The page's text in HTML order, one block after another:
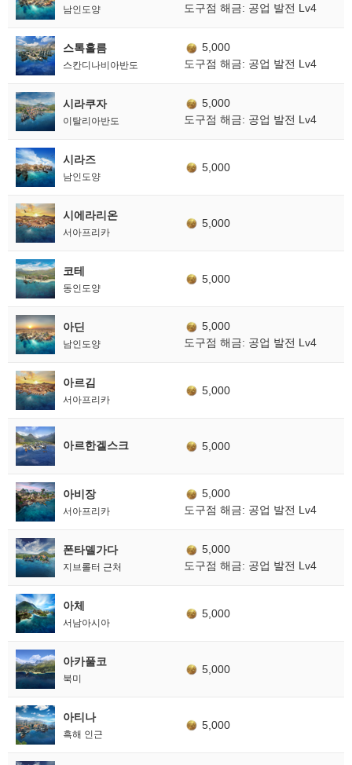
남인도양 도구점 해금: 공업 발전 Lv4
스톡홀름
스칸디나비아반도
5,000
도구점 해금: 공업 발전 Lv4
시라쿠자
이탈리아반도
5,000
도구점 해금: 공업 발전 Lv4
시라즈
남인도양
5,000
시에라리온
서아프리카
5,000
코테
동인도양
5,000
아딘
남인도양
5,000
도구점 해금: 공업 발전 Lv4
아르김
서아프리카
5,000
아르한겔스크 5,000
아비장
서아프리카
5,000
도구점 해금: 공업 발전 Lv4
폰타델가다
지브롤터 근처
5,000
도구점 해금: 공업 발전 Lv4
아체
서남아시아
5,000
아카풀코
북미
5,000
아티나
흑해 인근
5,000